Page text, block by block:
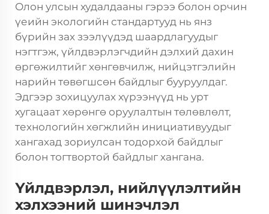
Олон улсын худалдааны гэрээ болон орчин
үеийн экологийн стандартууд нь янз
бүрийн зах зээлүүдэд шаардлагуудыг
нэгтгэж, үйлдвэрлэгчдийн дэлхий дахин
өргөжилтийг хөнгөвчилж, нийцэтгэлийн
нарийн төвөгшсөн байдлыг бууруулдаг.
Эдгээр зохицуулах хүрээнүүд нь урт
хугацаат хөрөнгө оруулалтын төлөвлөлт,
технологийн хөгжлийн инициативуудыг
хангахад зориулсан тодорхой байдлыг
болон тогтвортой байдлыг хангана.
Үйлдвэрлэл, нийлүүлэлтийн
хэлхээний шинэчлэл